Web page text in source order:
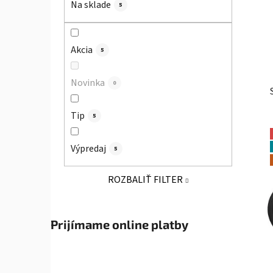
Na sklade 5
Akcia 5
Novinka 0
Tip 5
Výpredaj 5
ROZBALIŤ FILTER
Prijímame online platby